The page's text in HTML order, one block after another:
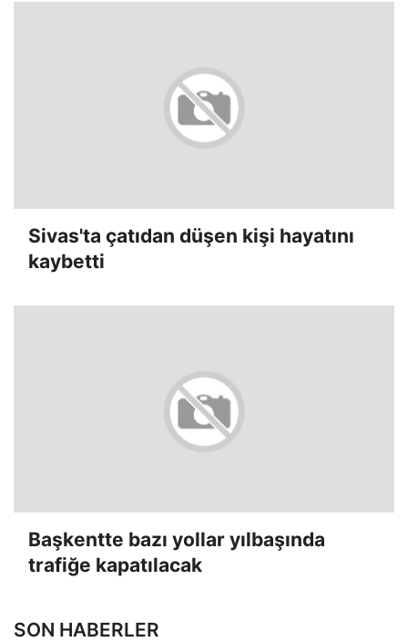
Sivas'ta çatıdan düşen kişi hayatını
kaybetti
Başkentte bazı yollar yılbaşında
trafiğe kapatılacak
SON HABERLER